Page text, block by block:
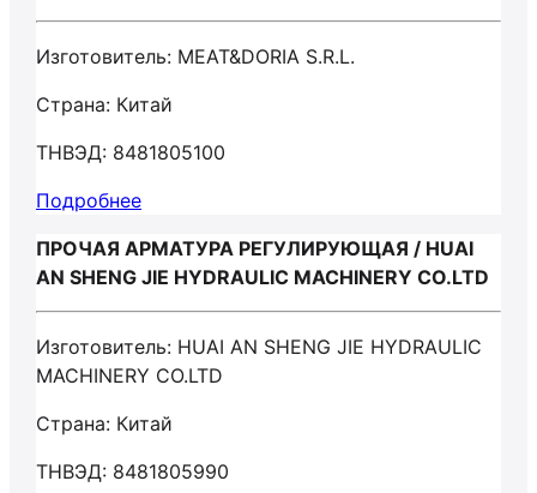
Изготовитель: MEAT&DORIA S.R.L.
Страна: Китай
ТНВЭД: 8481805100
Подробнее
ПРОЧАЯ АРМАТУРА РЕГУЛИРУЮЩАЯ / HUAI
AN SHENG JIE HYDRAULIC MACHINERY CO.LTD
Изготовитель: HUAI AN SHENG JIE HYDRAULIC
MACHINERY CO.LTD
Страна: Китай
ТНВЭД: 8481805990